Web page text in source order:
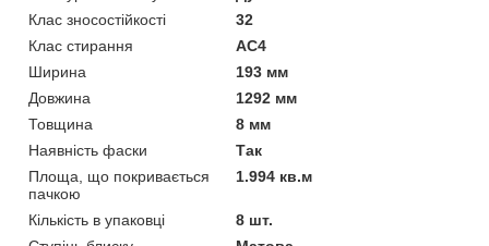
Клас зносостійкості
32
Клас стирання
АС4
Ширина
193 мм
Довжина
1292 мм
Товщина
8 мм
Наявність фаски
Так
Площа, що покривається
пачкою
1.994 кв.м
Кількість в упаковці
8 шт.